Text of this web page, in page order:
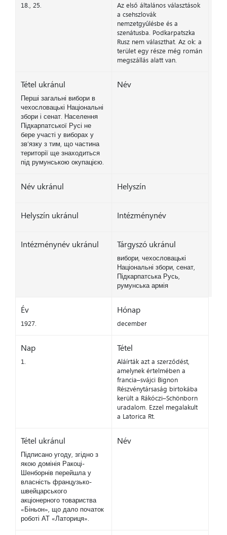
18., 25.
Az első általános választások
a csehszlovák
nemzetgyűlésbe és a
szenátusba. Podkarpatszka
Rusz nem választhat. Az ok: a
terület egy része még román
megszállás alatt van.
Tétel ukránul
Перші загальні вибори в
чехословацькі Національні
збори і сенат. Населення
Підкарпатської Русі не
бере участі у виборах у
зв’язку з тим, що частина
території ще знаходиться
під румунською окупацією.
Név
Név ukránul Helyszín
Helyszín ukránul Intézménynév
Intézménynév ukránul Tárgyszó ukránul
вибори, чехословацькі
Національні збори, сенат,
Підкарпатська Русь,
румунська армія
Év
1927.
Hónap
december
Nap
1.
Tétel
Aláírták azt a szerződést,
amelynek értelmében a
francia–svájci Bignon
Részvénytársaság birtokába
került a Rákóczi–Schönborn
uradalom. Ezzel megalakult
a Latorica Rt.
Tétel ukránul
Підписано угоду, згідно з
якою домінія Ракоці-
Шенборнів перейшла у
власність французько-
швейцарського
акціонерного товариства
«Біньон», що дало початок
роботі АТ «Латориця».
Név